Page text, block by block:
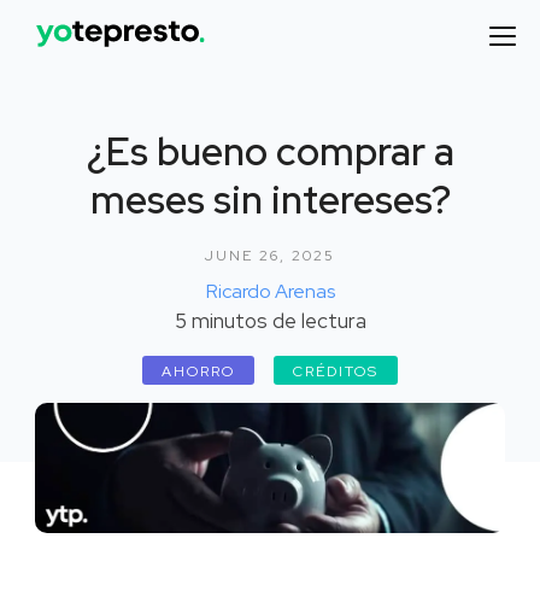
¿Es bueno comprar a
meses sin intereses?
JUNE 26, 2025
Ricardo Arenas
5 minutos de lectura
AHORRO CRÉDITOS